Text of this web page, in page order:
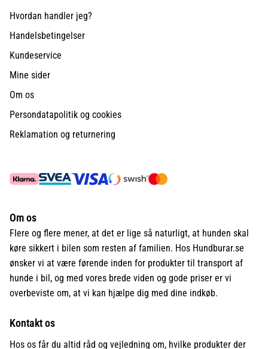
Hvordan handler jeg?
Handelsbetingelser
Kundeservice
Mine sider
Om os
Persondatapolitik og cookies
Reklamation og returnering
Om os
Flere og flere mener, at det er lige så naturligt, at hunden skal
køre sikkert i bilen som resten af familien. Hos Hundburar.se
ønsker vi at være førende inden for produkter til transport af
hunde i bil, og med vores brede viden og gode priser er vi
overbeviste om, at vi kan hjælpe dig med dine indkøb.
Kontakt os
Hos os får du altid råd og vejledning om, hvilke produkter der